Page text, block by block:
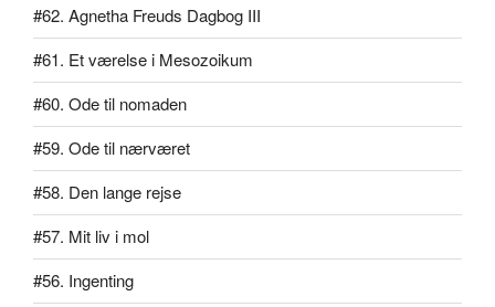
#62. Agnetha Freuds Dagbog III
#61. Et værelse i Mesozoikum
#60. Ode til nomaden
#59. Ode til nærværet
#58. Den lange rejse
#57. Mit liv i mol
#56. Ingenting